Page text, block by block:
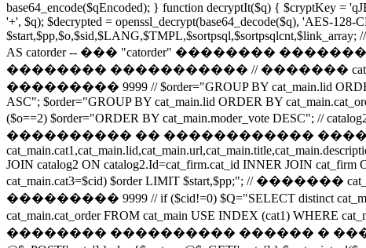
base64_encode($qEncoded); } function decryptIt($q) { $cryptKey =
'+', $q); $decrypted = openssl_decrypt(base64_decode($q), 'AES-
AS catorder -- ��� "catorder" ��������
�������� ����������� // �������
��������� 9999 // $order="GROUP BY cat_main.lid ORDER
ASC"; $order="GROUP BY cat_main.lid ORDER BY
($o==2) $order="ORDER BY cat_main.moder_vote
���������� �� ������������ ��������
JOIN catalog2 ON catalog2.Id=cat_firm.cat_id INNER JOIN cat_firm
cat_main.cat3=$cid) $order LIMIT $start,$pp;";
��������� 9999 // if ($cid!=0) $Q="SELECT distinct
cat_main.cat_order FROM cat_main USE INDEX (cat1) WHERE
�������� ���������� ������ � �����